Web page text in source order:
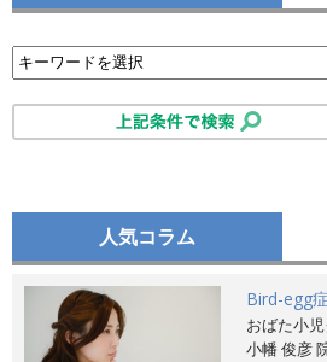
人気コラム
Bird-egg
おばた小
小幡 俊彦